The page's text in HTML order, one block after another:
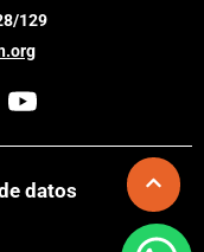
129
datos